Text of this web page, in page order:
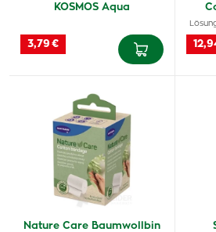
KOSMOS Aqua
3,79 €
Nature Care Baumwollbin